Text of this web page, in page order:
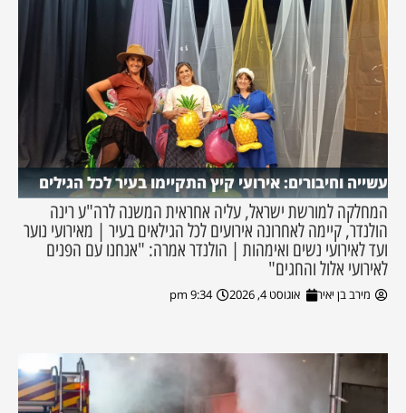
עשייה וחיבורים: אירועי קיץ התקיימו בעיר לכל הגילים
המחלקה למורשת ישראל, עליה אחראית המשנה לרה"ע רינה
הולנדר, קיימה לאחרונה אירועים לכל הגילאים בעיר | מאירועי נוער
ועד לאירועי נשים ואימהות | הולנדר אמרה: "אנחנו עם הפנים
לאירועי אלול והחגים"
מירב בן יאיר אוגוסט 4, 2026 9:34 pm